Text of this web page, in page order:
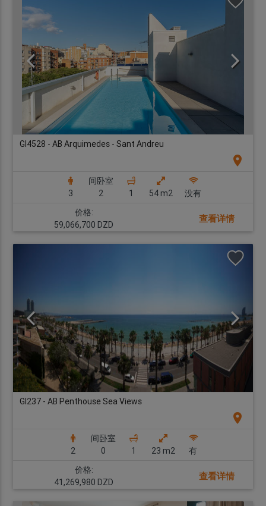
GI4528 - AB Arquimedes - Sant Andreu
location_on
3
间卧室
2
1 54 m2
没有
价格:
59,066,700 DZD
查看详情
GI237 - AB Penthouse Sea Views
location_on
2
间卧室
0
1 23 m2
有
价格:
41,269,980 DZD
查看详情